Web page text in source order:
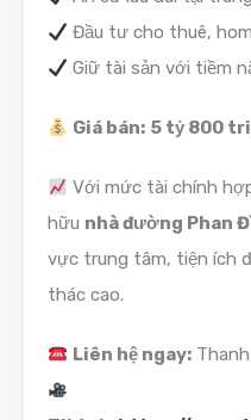
Đầu tư cho thuê,
Giữ tài sản với tiềm
Giá bán: 5 tỷ 800
Với mức tài chính
hữu nhà đường Phan
vực trung tâm, tiện ích
thác cao.
Liên hệ ngay: